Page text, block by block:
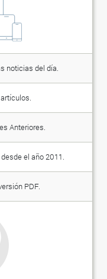
noticias del día.
Anteriores.
el año 2011.
PDF.